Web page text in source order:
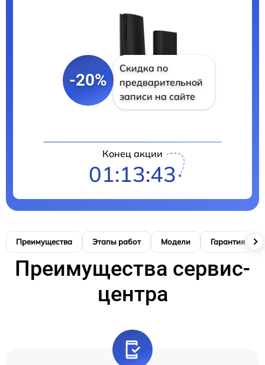
-20%
Скидка по
предварительной
записи на сайте
Конец акции
01:13:42
Преимущества Этапы работ Модели Гарантия
Преимущества сервис-
центра